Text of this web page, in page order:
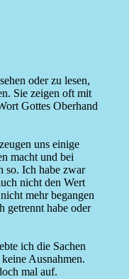
oder zu lesen,
Sie zeigen oft mit
Gottes Oberhand
uns einige
macht und bei
so. Ich habe zwar
nicht den Wert
mehr begangen
getrennt habe oder
ich die Sachen
Ausnahmen.
mal auf.